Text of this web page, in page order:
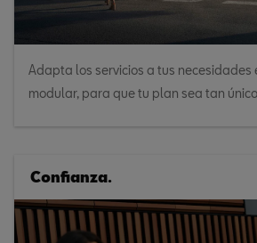
Adapta los servicios a tus necesidades
modular, para que tu plan sea tan único
Confianza.